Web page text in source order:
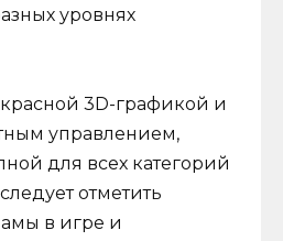
уровнях
3D-графикой и
управлением,
для всех категорий
отметить
в игре и